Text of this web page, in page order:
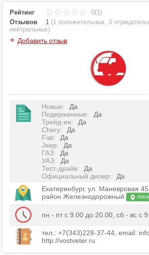
Рейтинг
0(1)
Отзывов
1 (1 положительных, 0
нейтральных)
+ Добавить отзыв
Новые:
Да
Подержанные:
Да
Трейд-ин:
Да
Chery:
Да
Fiat:
Да
Jeep:
Да
ГАЗ:
Да
УАЗ:
Да
Тест-драйв:
Да
Официальный дилер:
Да
Екатеринбург, ул. Маневровая
район Железнодорожный
пн - пт с 9.00 до 20.00, сб - вс с
тел.: +7(343)228-37-44, email:
http://vostveter.ru